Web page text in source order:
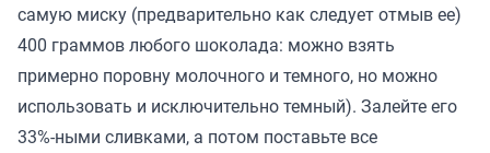
самую миску (предварительно как следует отмыв ее)
400 граммов любого шоколада: можно взять
примерно поровну молочного и темного, но можно
использовать и исключительно темный). Залейте его
33%-ными сливками, а потом поставьте все